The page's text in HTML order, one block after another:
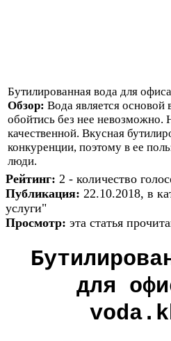
Бутилированная вода для
Обзор: Вода является основой
обойтись без нее
качественной. Вкусная
конкуренции, поэтому в ее
люди.
Рейтинг: 2 - количество
Публикация: 22.10.2018, в
услуги"
Просмотр: эта статья
для